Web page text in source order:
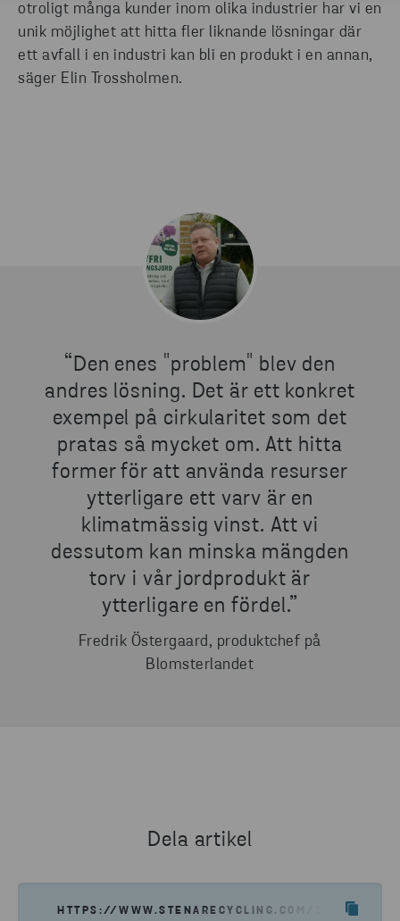
otroligt många kunder inom olika industrier har vi en
unik möjlighet att hitta fler liknande lösningar där
ett avfall i en industri kan bli en produkt i en annan,
säger Elin Trossholmen.
“Den enes "problem" blev den
andres lösning. Det är ett konkret
exempel på cirkularitet som det
pratas så mycket om. Att hitta
former för att använda resurser
ytterligare ett varv är en
klimatmässig vinst. Att vi
dessutom kan minska mängden
torv i vår jordprodukt är
ytterligare en fördel.”
Fredrik Östergaard, produktchef på
Blomsterlandet
Dela artikel
HTTPS://WWW.STENARECYCLING.COM/SV/